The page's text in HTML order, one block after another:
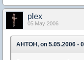
plex
05 May 2006
AHTOH, on 5.05.2006 -